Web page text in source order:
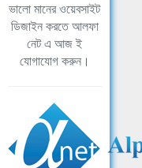
ভালো মানের ওয়েবসাইট
ডিজাইন করতে আলফা
নেট এ আজ ই
যোগাযোগ করুন।